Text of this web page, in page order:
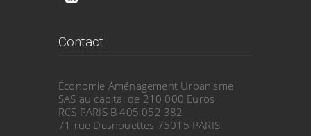
Contact
Économie Aménagement Urbanisme
SAS au capital de 210 000 Euros
RCS PARIS B 405 052 382
71 rue Desnouettes 75015 PARIS